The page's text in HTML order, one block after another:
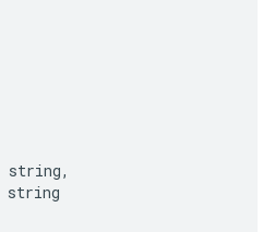
string,
string